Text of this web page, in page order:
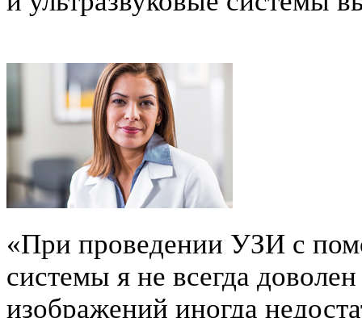
«При проведении УЗИ с
системы я не всегда
изображений иногда